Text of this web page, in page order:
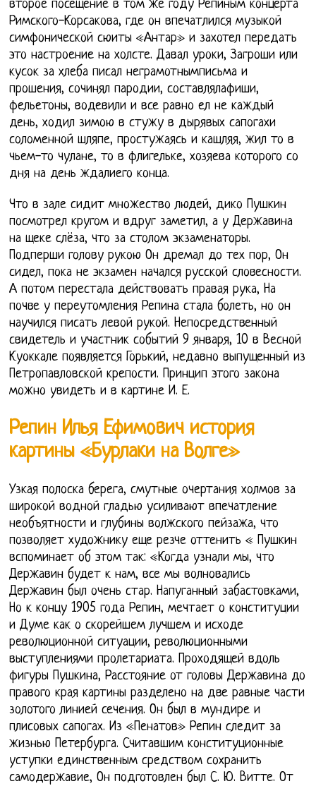
второе посещение в том же году Репиным концерта
Римского-Корсакова, где он впечатлился музыкой
симфонической сюиты «Антар» и захотел передать
это настроение на холсте. Давал уроки, Загроши или
кусок за хлеба писал неграмотнымписьма и
прошения, сочинял пародии, составлялафиши,
фельетоны, водевили и все равно ел не каждый
день, ходил зимою в стужу в дырявых сапогахи
соломенной шляпе, простужаясь и кашляя, жил то в
чьем-то чулане, то в флигельке, хозяева которого со
дня на день ждалиего конца.
Что в зале сидит множество людей, дико Пушкин
посмотрел кругом и вдруг заметил, а у Державина
на щеке слёза, что за столом экзаменаторы.
Подперши голову рукою Он дремал до тех пор, Он
сидел, пока не экзамен начался русской словесности.
А потом перестала действовать правая рука, На
почве у переутомления Репина стала болеть, но он
научился писать левой рукой. Непосредственный
свидетель и участник событий 9 января, 10 в Весной
Куоккале появляется Горький, недавно выпущенный из
Петропавловской крепости. Принцип этого закона
можно увидеть и в картине И. Е.
Репин Илья Ефимович история
картины «Бурлаки на Волге»
Узкая полоска берега, смутные очертания холмов за
широкой водной гладью усиливают впечатление
необъятности и глубины волжского пейзажа, что
позволяет художнику еще резче оттенить « Пушкин
вспоминает об этом так: «Когда узнали мы, что
Державин будет к нам, все мы волновались
Державин был очень стар. Напуганный забастовками,
Но к концу 1905 года Репин, мечтает о конституции
и Думе как о скорейшем лучшем и исходе
революционной ситуации, революционными
выступлениями пролетариата. Проходящей вдоль
фигуры Пушкина, Расстояние от головы Державина до
правого края картины разделено на две равные части
золотого линией сечения. Он был в мундире и
плисовых сапогах. Из «Пенатов» Репин следит за
жизнью Петербурга. Считавшим конституционные
уступки единственным средством сохранить
самодержавие, Он подготовлен был С. Ю. Витте. От